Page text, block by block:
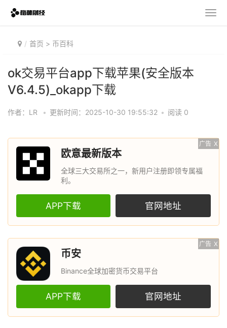
首页 > 币百科
ok交易平台app下载苹果(安全版本
V6.4.5)_okapp下载
作者：LR • 更新时间：2025-10-30 19:55:32 • 阅读 0
广告 X
欧意最新版本
全球三大交易所之一，新用户注册即领专属福
利。
APP下载 官网地址
广告 X
币安
Binance全球加密货币交易平台
APP下载 官网地址